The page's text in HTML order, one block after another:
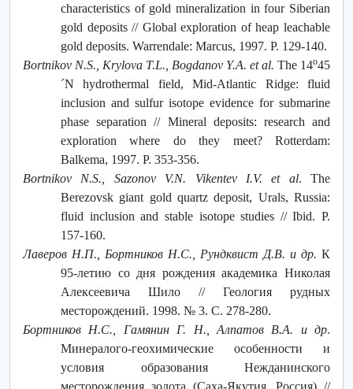
characteristics of gold mineralization in four Siberian
gold deposits // Global exploration of heap leachable
gold deposits. Warrendale: Marcus, 1997. P. 129-140.
Bortnikov N.S., Krylova T.L., Bogdanov Y.A. et al. The 14o45
´N hydrothermal field, Mid-Atlantic Ridge: fluid
inclusion and sulfur isotope evidence for submarine
phase separation // Mineral deposits: research and
exploration where do they meet? Rotterdam:
Balkema, 1997. P. 353-356.
Bortnikov N.S., Sazonov V.N. Vikentev I.V. et al. The
Berezovsk giant gold quartz deposit, Urals, Russia:
fluid inclusion and stable isotope studies // Ibid. P.
157-160.
Лаверов Н.П., Бортников Н.С., Рундквист Д.В. и др. К
95-летию со дня рождения академика Николая
Алексеевича Шило // Геология рудных
месторождений. 1998. № 3. С. 278-280.
Бортников Н.С., Гамянин Г. Н., Алпатов В.А. и др.
Минералого-геохимические особенности и
условия образования Нежданинского
месторождения золота (Саха-Якутия, Россия) //